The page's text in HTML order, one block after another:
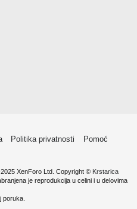
Politika privatnosti
Pomoć
XenForo Ltd. Copyright © Krstarica
je reprodukcija u celini i u delovima
poruka.